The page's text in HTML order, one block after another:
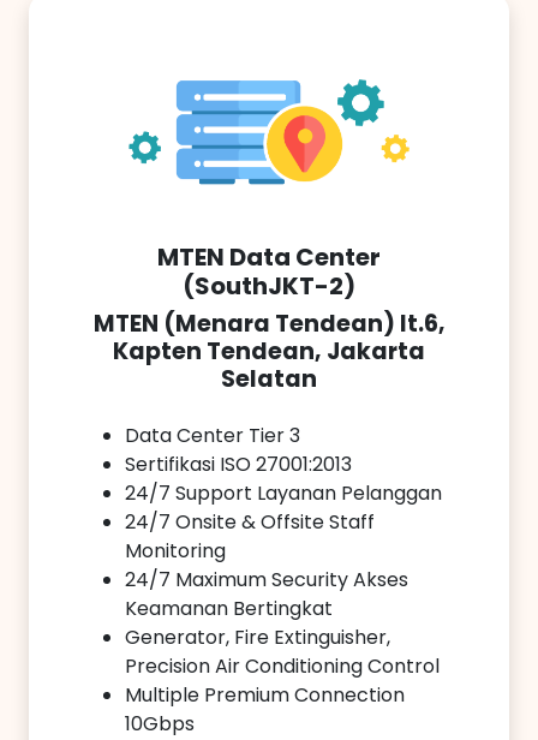
MTEN Data Center
(SouthJKT-2)
MTEN (Menara Tendean) lt.6,
Kapten Tendean, Jakarta
Selatan
Data Center Tier 3
Sertifikasi ISO 27001:2013
24/7 Support Layanan Pelanggan
24/7 Onsite & Offsite Staff
Monitoring
24/7 Maximum Security Akses
Keamanan Bertingkat
Generator, Fire Extinguisher,
Precision Air Conditioning Control
Multiple Premium Connection
10Gbps